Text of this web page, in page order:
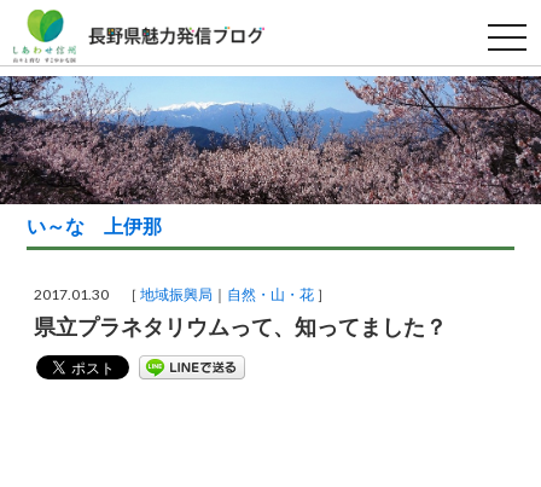
t
o
g
g
l
e
n
a
v
i
t
い～な 上伊那
2017.01.30 ［地域振興局 自然・山・花 ］
県立プラネタリウムって、知ってました？